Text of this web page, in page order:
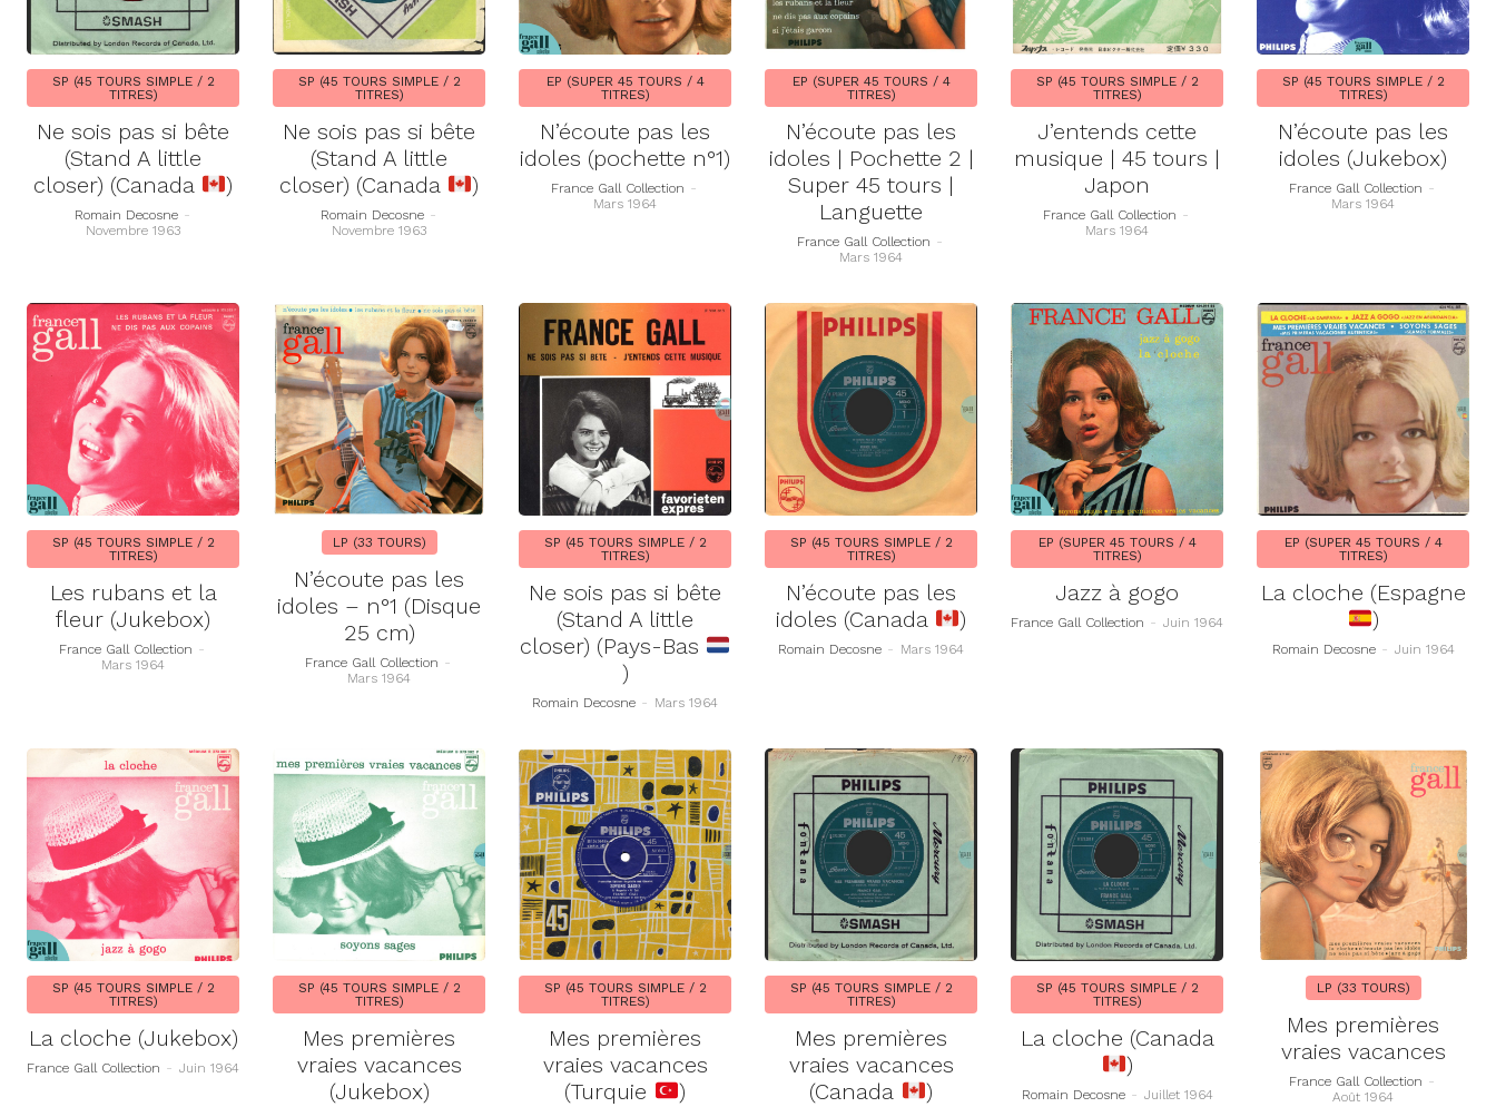
SP (45 TOURS SIMPLE / 2
TITRES)
Ne sois pas si bête
(Stand A little
closer) (Canada
)
Romain Decosne -
Novembre 1963
SP (45 TOURS SIMPLE / 2
TITRES)
Ne sois pas si bête
(Stand A little
closer) (Canada
)
Romain Decosne -
Novembre 1963
EP (SUPER 45 TOURS / 4
TITRES)
N’écoute pas les
idoles (pochette n°1)
France Gall Collection -
Mars 1964
EP (SUPER 45 TOURS / 4
TITRES)
N’écoute pas les
idoles | Pochette 2 |
Super 45 tours |
Languette
France Gall Collection -
Mars 1964
SP (45 TOURS SIMPLE / 2
TITRES)
J’entends cette
musique | 45 tours |
Japon
France Gall Collection -
Mars 1964
SP (45 TOURS SIMPLE / 2
TITRES)
N’écoute pas les
idoles (Jukebox)
France Gall Collection -
Mars 1964
SP (45 TOURS SIMPLE / 2
TITRES)
Les rubans et la
fleur (Jukebox)
France Gall Collection -
Mars 1964
LP (33 TOURS)
N’écoute pas les
idoles – n°1 (Disque
25 cm)
France Gall Collection -
Mars 1964
SP (45 TOURS SIMPLE / 2
TITRES)
Ne sois pas si bête
(Stand A little
closer) (Pays-Bas
)
Romain Decosne - Mars 1964
SP (45 TOURS SIMPLE / 2
TITRES)
N’écoute pas les
idoles (Canada
)
Romain Decosne - Mars 1964
EP (SUPER 45 TOURS / 4
TITRES)
Jazz à gogo
France Gall Collection - Juin 1964
EP (SUPER 45 TOURS / 4
TITRES)
La cloche (Espagne
)
Romain Decosne - Juin 1964
SP (45 TOURS SIMPLE / 2
TITRES)
La cloche (Jukebox)
France Gall Collection - Juin 1964
SP (45 TOURS SIMPLE / 2
TITRES)
Mes premières
vraies vacances
(Jukebox)
SP (45 TOURS SIMPLE / 2
TITRES)
Mes premières
vraies vacances
(Turquie
)
SP (45 TOURS SIMPLE / 2
TITRES)
Mes premières
vraies vacances
(Canada
)
SP (45 TOURS SIMPLE / 2
TITRES)
La cloche (Canada
)
Romain Decosne - Juillet 1964
LP (33 TOURS)
Mes premières
vraies vacances
France Gall Collection -
Août 1964